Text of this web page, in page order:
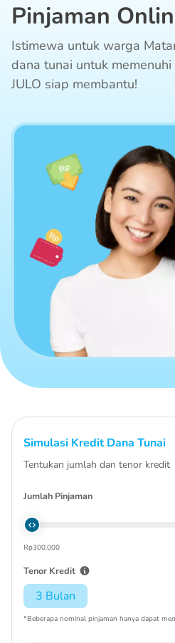
Pinjaman
Istimewa untuk warga
dana tunai untuk
JULO siap membantu!
Simulasi Kredit Dana Tunai
Tentukan jumlah dan tenor kredit
Jumlah Pinjaman
Rp300.000
Tenor Kredit
3 Bulan
*Beberapa nominal pinjaman hanya dapat